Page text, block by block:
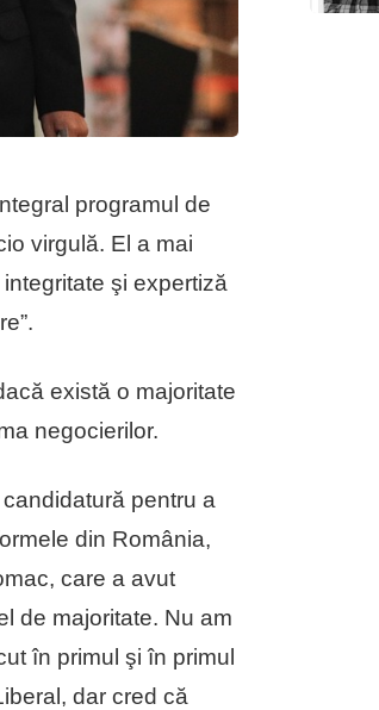
programul de
virgulă. El a mai
şi expertiză
există o majoritate
negocierilor.
pentru a
din România,
care a avut
de majoritate. Nu am
în primul şi în primul
dar cred că